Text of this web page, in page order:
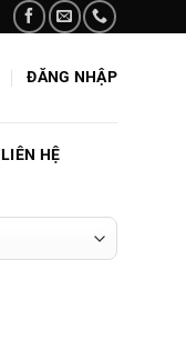
ĐĂNG NHẬP
LIÊN HỆ